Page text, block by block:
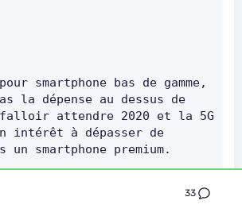
33
la dépense au dessus de
attendre 2020 et la 5G
intérêt à dépasser de